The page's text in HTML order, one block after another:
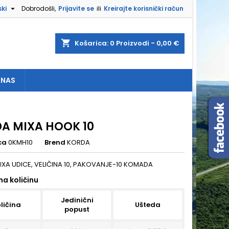
Dobrodošli, Prijavite se ili Kreirajte korisnički račun

shopping_cart Košarica: 0 Proizvodi - 0,00 €
MIXA HOOK 10
0KMH10 Brend KORDA
UDICE, VELIČINA 10, PAKOVANJE-10 KOMADA
količinu
Jedinični
popust
Ušteda